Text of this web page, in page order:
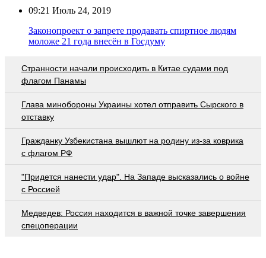
09:21 Июль 24, 2019
Законопроект о запрете продавать спиртное людям
моложе 21 года внесён в Госдуму
Странности начали происходить в Китае судами под
флагом Панамы
Глава минобороны Украины хотел отправить Сырского в
отставку
Гражданку Узбекистана вышлют на родину из-за коврика
с флагом РФ
"Придется нанести удар". На Западе высказались о войне
с Россией
Медведев: Россия находится в важной точке завершения
спецоперации